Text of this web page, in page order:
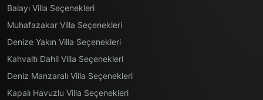
Balayı Villa Seçenekleri
Muhafazakar Villa Seçenekleri
Denize Yakın Villa Seçenekleri
Kahvaltı Dahil Villa Seçenekleri
Deniz Manzaralı Villa Seçenekleri
Kapalı Havuzlu Villa Seçenekleri